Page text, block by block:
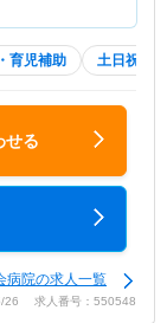
育児補助 土日祝休
せる
院の求人一覧
26 求人番号：550548